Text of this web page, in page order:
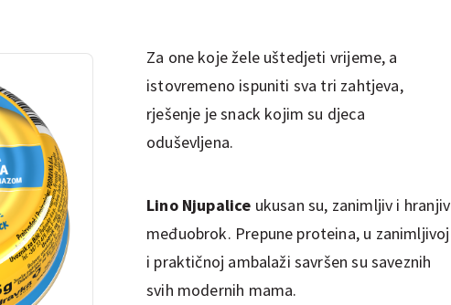
Za one koje žele uštedjeti vrijeme, a
istovremeno ispuniti sva tri zahtjeva,
rješenje je snack kojim su djeca
oduševljena.
Lino Njupalice ukusan su, zanimljiv i hranjiv
međuobrok. Prepune proteina, u zanimljivoj
i praktičnoj ambalaži savršen su saveznih
svih modernih mama.